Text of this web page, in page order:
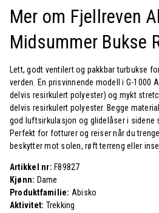
Mer om Fjellreven
Midsummer Bukse
Lett, godt ventilert og pakkbar turbukse
verden. En prisvinnende modell i G-1000
delvis resirkulert polyester) og mykt
delvis resirkulert polyester. Begge
god luftsirkulasjon og glidelåser i sidene
Perfekt for fotturer og reiser når du
beskytter mot solen, røft terreng eller
Artikkel nr: F89827
Kjønn: Dame
Produktfamilie: Abisko
Aktivitet: Trekking